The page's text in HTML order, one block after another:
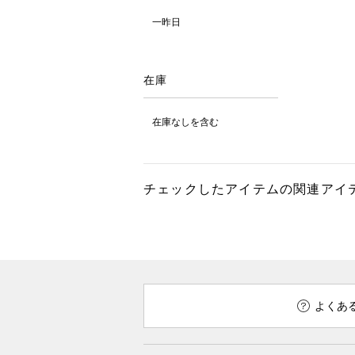
一昨日
在庫
在庫なしを含む
チェックしたアイテムの関連アイ
よくあ